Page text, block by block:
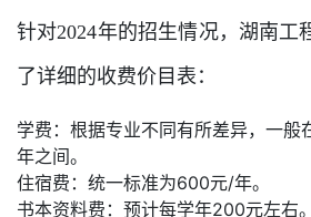
针对2024年的招生情况，湖南工
了详细的收费价目表：
学费：根据专业不同有所差异，一
年之间。
住宿费：统一标准为600元/年。
书本资料费：预计每学年200元左右。